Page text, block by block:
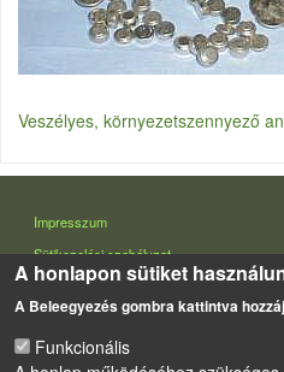
Veszélyes, környezetszennyező
LÁBLÉC
Impresszum
Sütikezelési szabályzat
A honlapon sütiket
A Beleegyezés gombra kattintva
Funkcionális